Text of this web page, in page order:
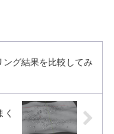
グ結果を比較してみ